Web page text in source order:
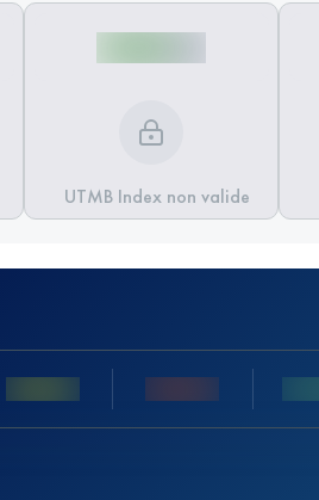
UTMB Index non valide